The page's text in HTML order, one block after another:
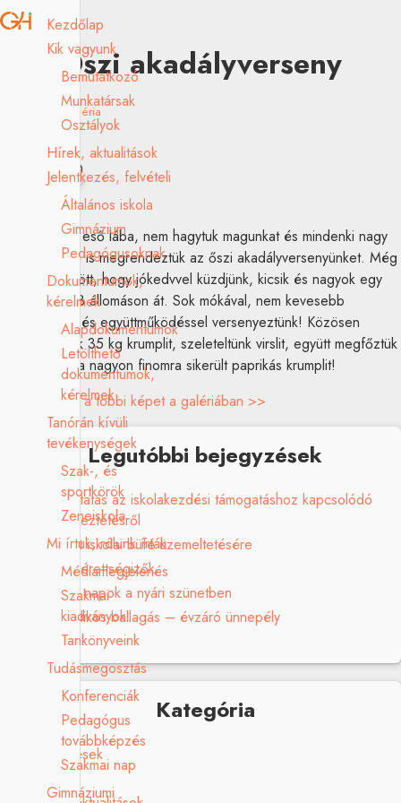
Kezdőlap
Kik vagyunk
Bemutatkozó
Munkatársak
Osztályok
Hírek, aktualitások
Jelentkezés, felvételi
Általános iskola
Gimnázium
Pedagógusoknak
Dokumentumok,
kérelmek
Alapdokumentumok
Letölthető
dokumentumok,
kérelmek
Tanórán kívüli
tevékenységek
Szak-, és
sportkörök
Zeneiskola
Mi írtuk, rólunk írták
Médiamegjelenés
Szakmai
kiadványok
Tankönyveink
Tudásmegosztás
Konferenciák
Pedagógus
továbbképzés
Szakmai nap
Gimnáziumi
Őszi akadályverseny
Galéria
Bár lógott az eső lába, nem hagytuk magunkat és mindenki nagy
örömére idén is megrendeztük az őszi akadályversenyünket. Még
a nap is kisütött, hogy jókedvvel küzdjünk, kicsik és nagyok egy
csapatban, 13 állomáson át. Sok mókával, nem kevesebb
ügyességgel és együttműködéssel versenyeztünk! Közösen
megpucoltunk 35 kg krumplit, szeleteltünk virslit, együtt megfőztük
és megettük a nagyon finomra sikerült paprikás krumplit!
…megnézem a többi képet a galériában >>
Legutóbbi bejegyzések
Tájékoztatás az iskolakezdési támogatáshoz kapcsolódó
adategyeztetésről
Pályázat iskolai büfé üzemeltetésére
Sikeres érettségizők
Ügyeleti napok a nyári szünetben
Nyolcadikos ballagás – évzáró ünnepély
Kategória
Elismerések